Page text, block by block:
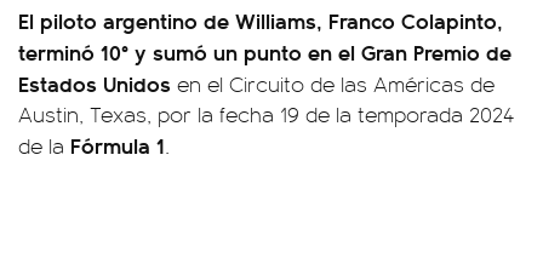
El piloto argentino de Williams, Franco Colapinto,
terminó 10° y sumó un punto en el Gran Premio de
Estados Unidos en el Circuito de las Américas de
Austin, Texas, por la fecha 19 de la temporada 2024
de la Fórmula 1.